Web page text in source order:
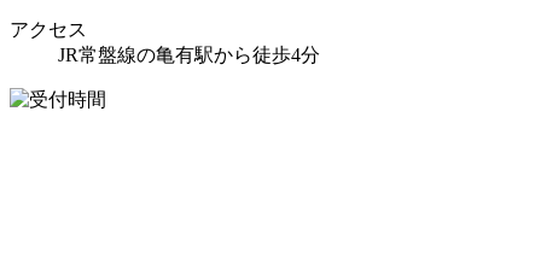
アクセス
JR常盤線の亀有駅から徒歩4分